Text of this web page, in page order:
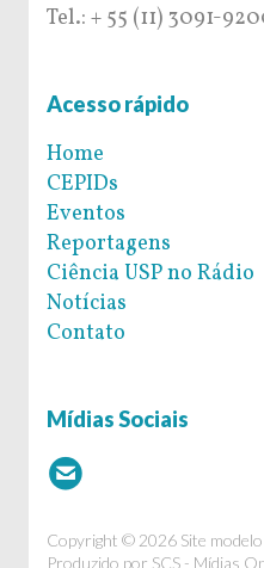
Tel.: + 55 (11) 3091-
Acesso rápido
Home
CEPIDs
Eventos
Reportagens
Ciência USP no Rádio
Notícias
Contato
Mídias Sociais
Copyright © 2026 Site
Produzido por SCS - Mídias